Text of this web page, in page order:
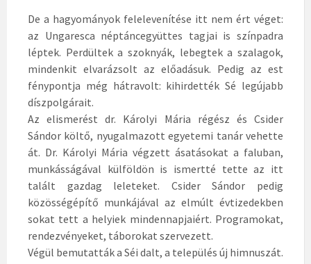
K
á
r
o
l
i
M
á
i
a
é
s
C
De a hagyományok felelevenítése itt nem ért véget:
az Ungaresca néptáncegyüttes tagjai is színpadra
léptek. Perdültek a szoknyák, lebegtek a szalagok,
mindenkit elvarázsolt az előadásuk. Pedig az est
fénypontja még hátravolt: kihirdették Sé legújabb
díszpolgárait.
Az elismerést dr. Károlyi Mária régész és Csider
Sándor költő, nyugalmazott egyetemi tanár vehette
át. Dr. Károlyi Mária végzett ásatásokat a faluban,
munkásságával külföldön is ismertté tette az itt
talált gazdag leleteket. Csider Sándor pedig
közösségépítő munkájával az elmúlt évtizedekben
sokat tett a helyiek mindennapjaiért. Programokat,
rendezvényeket, táborokat szervezett.
Végül bemutatták a Séi dalt, a település új himnuszát.